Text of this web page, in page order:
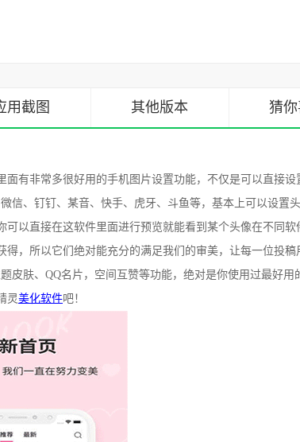
用截图 其他版本 猜
有非常多很好用的手机图片设置功能，不仅是可以直接设
信、钉钉、某音、快手、虎牙、斗鱼等，基本上可以设置
以直接在这软件里面进行预览就能看到某个头像在不同软
，所以它们绝对能充分的满足我们的审美，让每一位投稿
皮肤、QQ名片，空间互赞等功能，绝对是你使用过最好用
灵美化软件吧！